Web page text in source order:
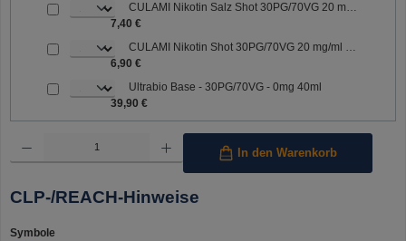
CULAMI Nikotin Salz Shot 30PG/70VG 20 mg/ml Sorte: 30PG/70VG
7,40 €
CULAMI Nikotin Shot 30PG/70VG 20 mg/ml Sorte: 30PG/70VG
6,90 €
Ultrabio Base - 30PG/70VG - 0mg 40ml
39,90 €
Produkt Anzahl: Gib den gewünschten Wert ein oder benutze die Schaltflächen um die
In den Warenkorb
CLP-/REACH-Hinweise
Symbole